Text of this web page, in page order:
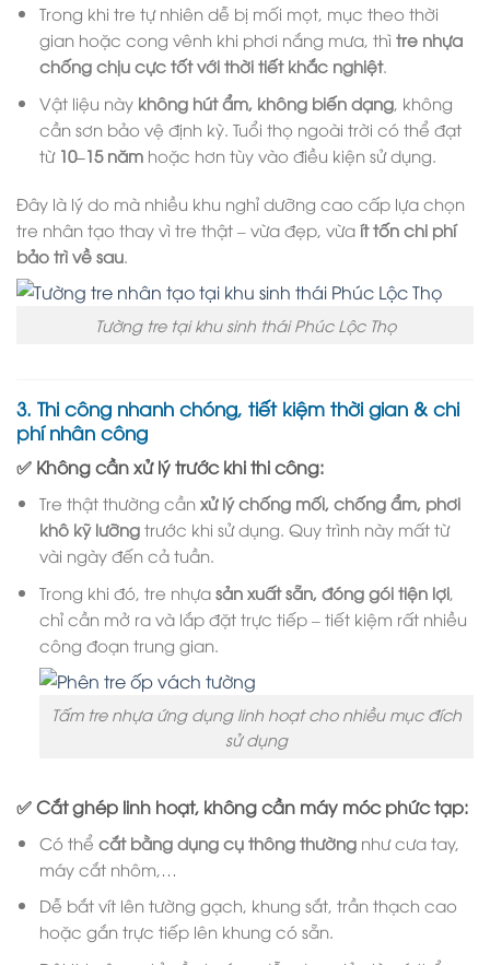
Trong khi tre tự nhiên dễ bị mối mọt, mục theo thời
gian hoặc cong vênh khi phơi nắng mưa, thì tre nhựa
chống chịu cực tốt với thời tiết khắc nghiệt.
Vật liệu này không hút ẩm, không biến dạng, không
cần sơn bảo vệ định kỳ. Tuổi thọ ngoài trời có thể đạt
từ 10–15 nămhoặc hơn tùy vào điều kiện sử dụng.
Đây là lý do mà nhiều khu nghỉ dưỡng cao cấp lựa chọn
tre nhân tạo thay vì tre thật – vừa đẹp, vừa ít tốn chi phí
bảo trì về sau.
Tường tre tại khu sinh thái Phúc Lộc Thọ
3. Thi công nhanh chóng, tiết kiệm thời gian & chi
phí nhân công
✅ Không cần xử lý trước khi thi công:
Tre thật thường cần xử lý chống mối, chống ẩm, phơi
khô kỹ lưỡngtrước khi sử dụng. Quy trình này mất từ
vài ngày đến cả tuần.
Trong khi đó, tre nhựa sản xuất sẵn, đóng gói tiện lợi,
chỉ cần mở ra và lắp đặt trực tiếp – tiết kiệm rất nhiều
công đoạn trung gian.
Tấm tre nhựa ứng dụng linh hoạt cho nhiều mục đích
sử dụng
✅ Cắt ghép linh hoạt, không cần máy móc phức tạp:
Có thể cắt bằng dụng cụ thông thườngnhư cưa tay,
máy cắt nhôm,…
Dễ bắt vít lên tường gạch, khung sắt, trần thạch cao
hoặc gắn trực tiếp lên khung có sẵn.